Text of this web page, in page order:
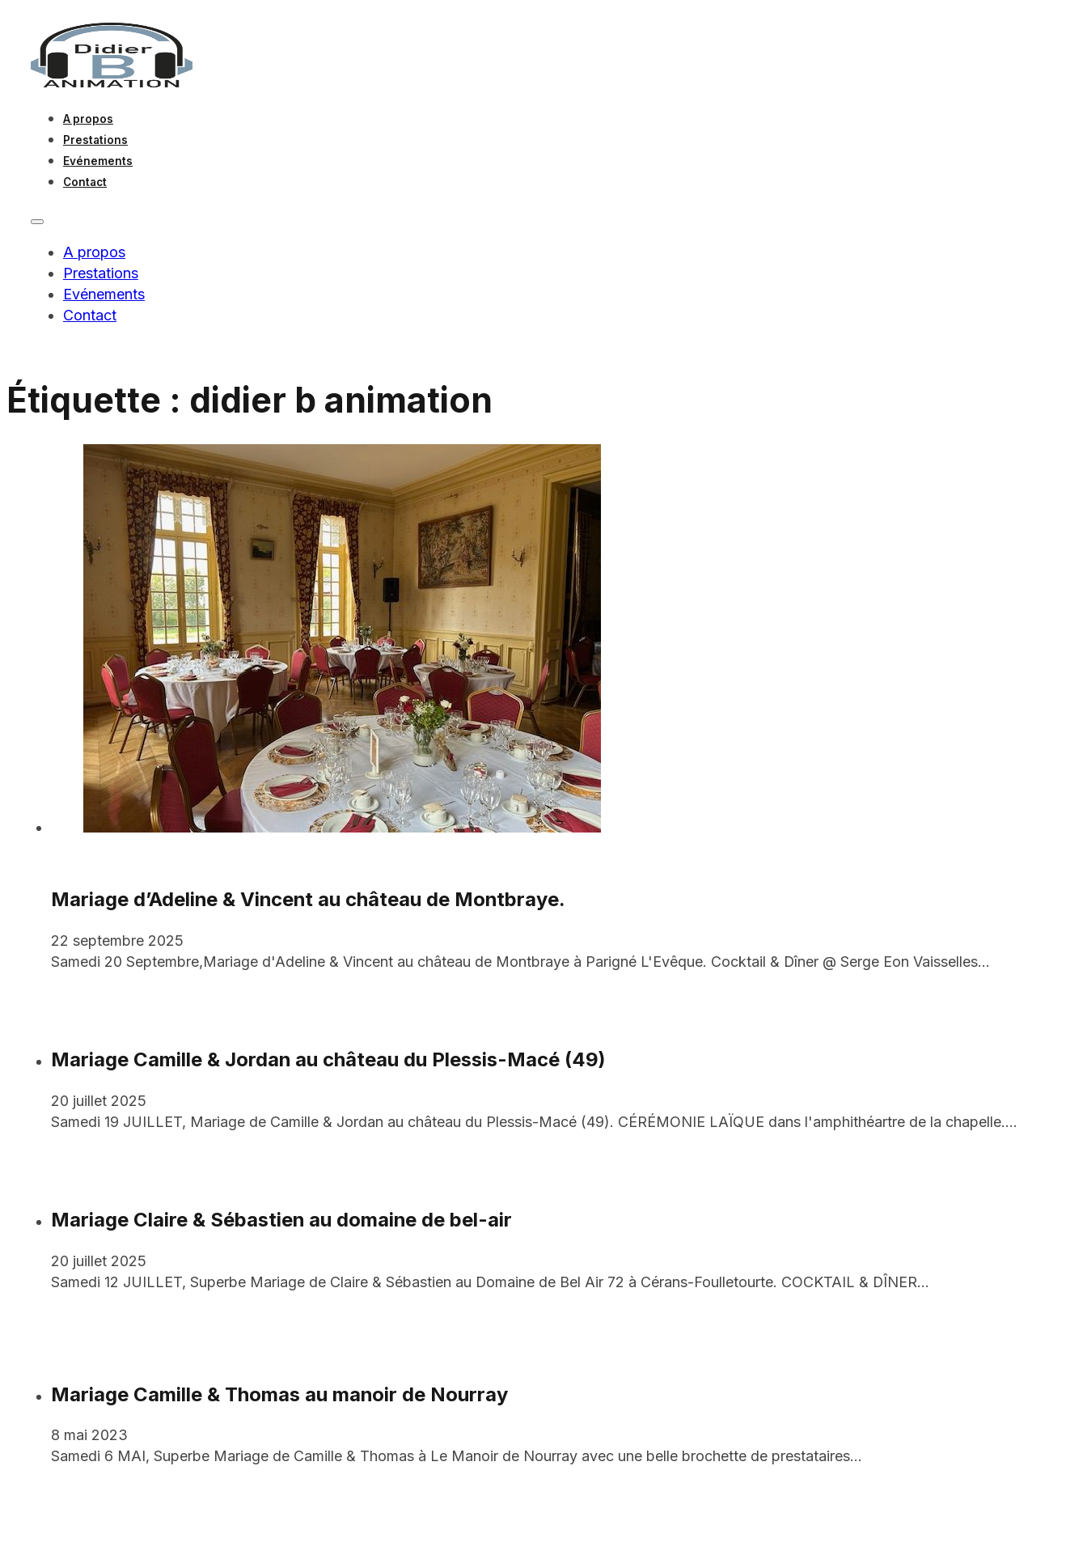
A propos
Prestations
Evénements
Contact
A propos
Prestations
Evénements
Contact
Étiquette : didier b animation
Mariage d’Adeline & Vincent au château de Montbraye.
22 septembre 2025
Samedi 20 Septembre,Mariage d'Adeline & Vincent au château de Montbraye à Parigné L'Evêque. Cocktail & Dîner @ Serge Eon Vaisselles…
Mariage Camille & Jordan au château du Plessis-Macé (49)
20 juillet 2025
Samedi 19 JUILLET, Mariage de Camille & Jordan au château du Plessis-Macé (49). CÉRÉMONIE LAÏQUE dans l'amphithéartre de la chapelle.…
Mariage Claire & Sébastien au domaine de bel-air
20 juillet 2025
Samedi 12 JUILLET, Superbe Mariage de Claire & Sébastien au Domaine de Bel Air 72 à Cérans-Foulletourte. COCKTAIL & DÎNER…
Mariage Camille & Thomas au manoir de Nourray
8 mai 2023
Samedi 6 MAI, Superbe Mariage de Camille & Thomas à Le Manoir de Nourray avec une belle brochette de prestataires…